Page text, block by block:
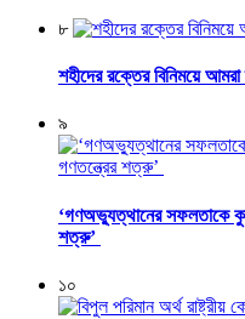
৮
শহীদের রক্তের বিনিময়ে আমরা
৯
‘গণঅভ্যুত্থানের সফলতাকে
শত্রু’
১০